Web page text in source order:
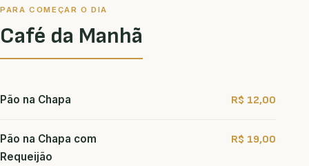
PARA COMEÇAR O DIA
Café da Manhã
Pão na Chapa R$ 12,00
Pão na Chapa com
Requeijão
R$ 19,00